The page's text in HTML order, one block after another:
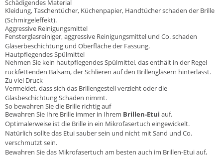
Schädigendes Material
Kleidung, Taschentücher, Küchenpapier, Handtücher schaden der Brille
(Schmirgeleffekt).
Aggressive Reinigungsmittel
Fensterglasreiniger, aggressive Reinigungsmittel und Co. schaden
Gläserbeschichtung und Oberfläche der Fassung.
Hautpflegendes Spülmittel
Nehmen Sie kein hautpflegendes Spülmittel, das enthält in der Regel
rückfettenden Balsam, der Schlieren auf den Brillengläsern hinterlässt.
Zu viel Druck
Vermeidet, dass sich das Brillengestell verzieht oder die
Glasbeschichtung Schaden nimmt.
So bewahren Sie die Brille richtig auf
Bewahren Sie Ihre Brille immer in Ihrem Brillen-Etui auf.
Optimalerweise ist die Brille in ein Mikrofasertuch eingewickelt.
Natürlich sollte das Etui sauber sein und nicht mit Sand und Co.
verschmutzt sein.
Bewahren Sie das Mikrofasertuch am besten auch im Brillen-Etui auf,